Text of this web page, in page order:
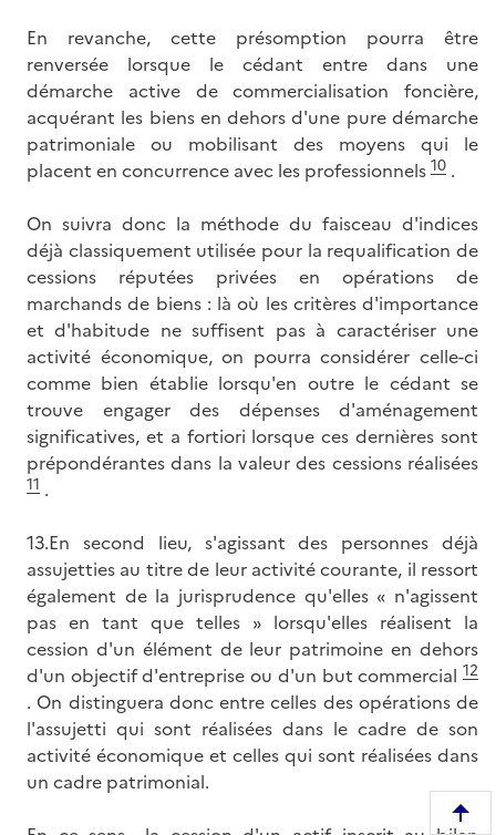
En revanche, cette présomption pourra être
renversée lorsque le cédant entre dans une
démarche active de commercialisation foncière,
acquérant les biens en dehors d'une pure démarche
patrimoniale ou mobilisant des moyens qui le
placent en concurrence avec les professionnels 10 .
On suivra donc la méthode du faisceau d'indices
déjà classiquement utilisée pour la requalification de
cessions réputées privées en opérations de
marchands de biens : là où les critères d'importance
et d'habitude ne suffisent pas à caractériser une
activité économique, on pourra considérer celle-ci
comme bien établie lorsqu'en outre le cédant se
trouve engager des dépenses d'aménagement
significatives, et a fortiori lorsque ces dernières sont
prépondérantes dans la valeur des cessions réalisées
11 .
13.En second lieu, s'agissant des personnes déjà
assujetties au titre de leur activité courante, il ressort
également de la jurisprudence qu'elles « n'agissent
pas en tant que telles » lorsqu'elles réalisent la
cession d'un élément de leur patrimoine en dehors
d'un objectif d'entreprise ou d'un but commercial 12
. On distinguera donc entre celles des opérations de
l'assujetti qui sont réalisées dans le cadre de son
activité économique et celles qui sont réalisées dans
un cadre patrimonial.
R